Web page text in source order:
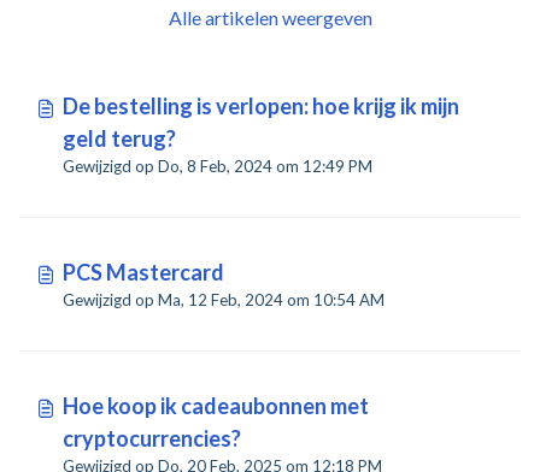
Alle artikelen weergeven
De bestelling is verlopen: hoe krijg ik mijn
geld terug?
Gewijzigd op Do, 8 Feb, 2024 om 12:49 PM
PCS Mastercard
Gewijzigd op Ma, 12 Feb, 2024 om 10:54 AM
Hoe koop ik cadeaubonnen met
cryptocurrencies?
Gewijzigd op Do, 20 Feb, 2025 om 12:18 PM